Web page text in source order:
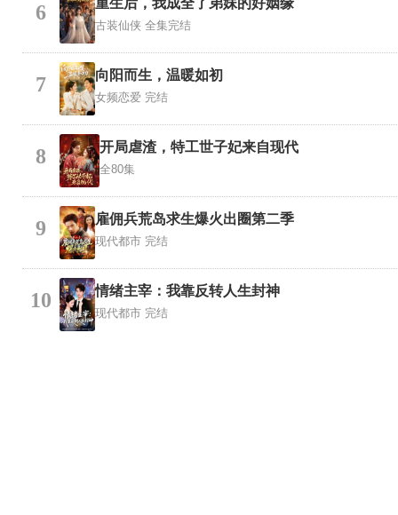
6 重生后，我成全了弟妹的好姻缘
古装仙侠 全集完结
7 向阳而生，温暖如初
女频恋爱 完结
8 开局虐渣，特工世子妃来自现代
全80集
9 雇佣兵荒岛求生爆火出圈第二季
现代都市 完结
10 情绪主宰：我靠反转人生封神
现代都市 完结